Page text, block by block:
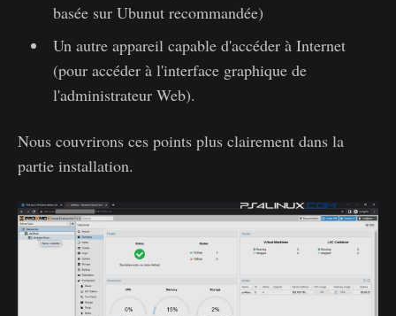
basée sur Ubunut recommandée)
Un autre appareil capable d'accéder à Internet
(pour accéder à l'interface graphique de
l'administrateur Web).
Nous couvrirons ces points plus clairement dans la
partie installation.